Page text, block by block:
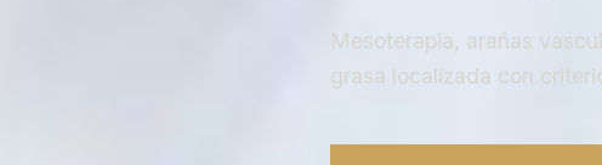
Mesoterapia, arañas
grasa localizada con